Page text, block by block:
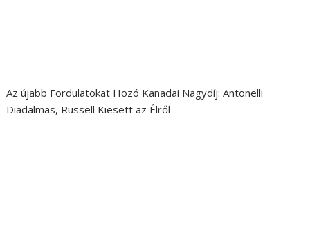
Az újabb Fordulatokat Hozó Kanadai Nagydíj: Antonelli
Diadalmas, Russell Kiesett az Élről